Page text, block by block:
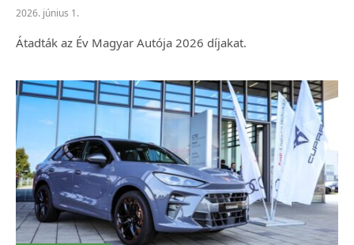
2026. június 1.
Átadták az Év Magyar Autója 2026 díjakat.